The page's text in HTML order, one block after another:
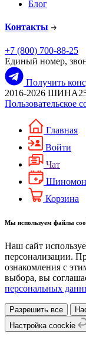
Блог
Контакты
+7 (800) 700-88-25
Единый номер,
Получить
2016-2026
Пользовательское
Главная
Войти
Чат
Корзина
Мы используем файлы
Наш сайт
персонализации.
ознакомления с
выбора, вы
персональных
Разрешить все
Настройка coockie